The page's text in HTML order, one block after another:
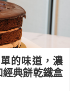
的味道，濃
典餅乾鐵盒